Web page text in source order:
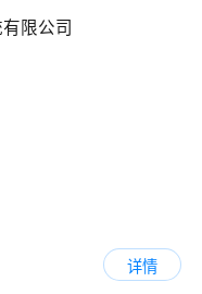
限公司
详情